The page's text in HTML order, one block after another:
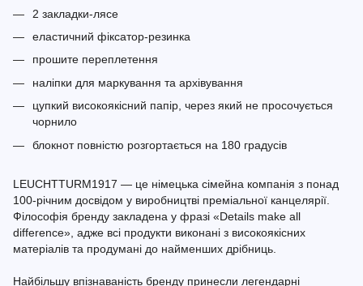
2 закладки-лясе
еластичний фіксатор-резинка
прошите переплетення
наліпки для маркування та архівування
цупкий високоякісний папір, через який не просочується
чорнило
блокнот повністю розгортається на 180 градусів
LEUCHTTURM1917 — це німецька сімейна компанія з понад
100-річним досвідом у виробництві преміальної канцелярії.
Філософія бренду закладена у фразі «Details make all
difference», адже всі продукти виконані з високоякісних
матеріалів та продумані до найменших дрібниць.
Найбільшу впізнаваність бренду принесли легендарні